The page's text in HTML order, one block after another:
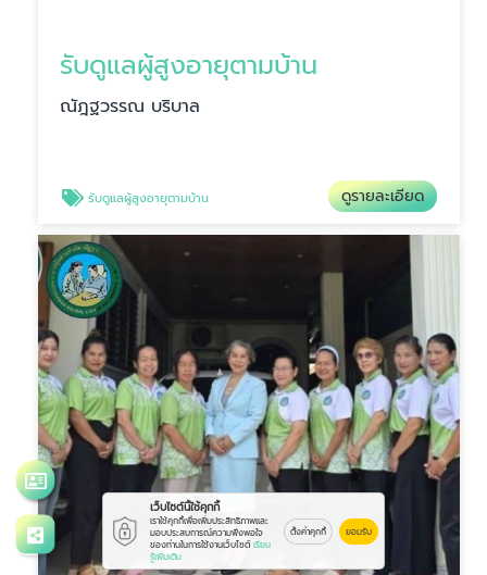
รับดูแลผู้สูงอายุตามบ้าน
ณัฎฐวรรณ บริบาล
รับดูแลผู้สูงอายุตามบ้าน ดูรายละเอียด
เว็บไซต์นี้ใช้คุกกี้
เราใช้คุกกี้เพื่อเพิ่มประสิทธิภาพและ
มอบประสบการณ์ความพึงพอใจ
ของท่านในการใช้งานเว็บไซต์ เรียน
รู้เพิ่มเติม
ตั้งค่าคุกกี้ ยอมรับ